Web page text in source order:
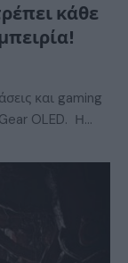
κάθε
και gaming
OLED. Η…